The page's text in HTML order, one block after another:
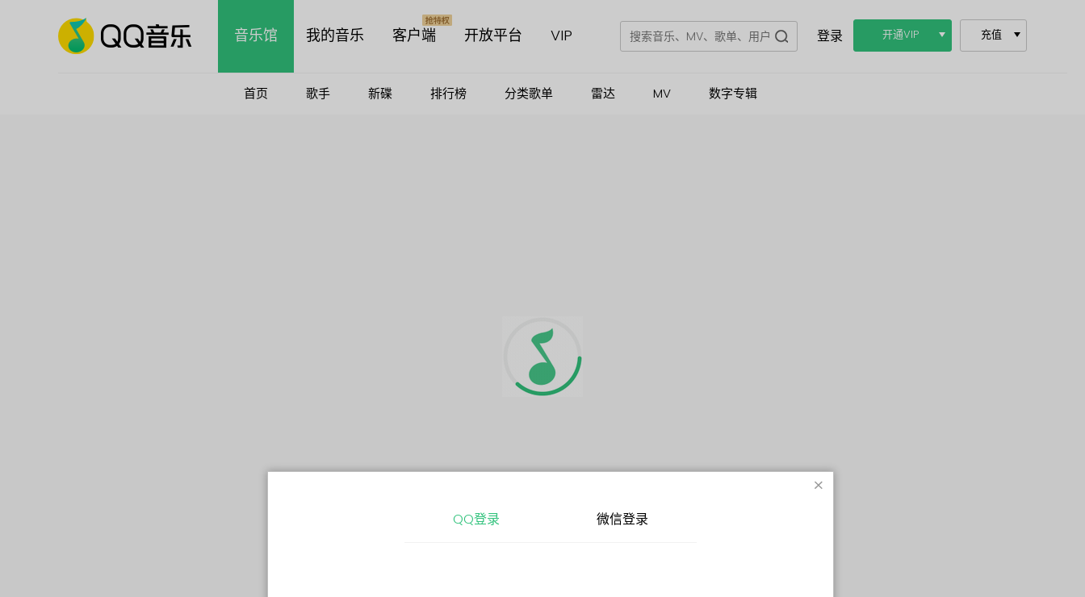
音乐馆 我的音乐 客户端 开放平台 VIP
首页 歌手 新碟 排行榜 分类歌单 雷达 MV 数字专辑
登录 开通VIP 充值
QQ登录 微信登录